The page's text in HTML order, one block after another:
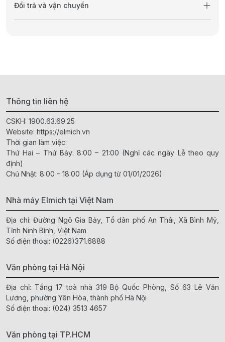
Đổi trả và vận chuyển
Thông tin liên hệ
CSKH: 1900.63.69.25
Website: https://elmich.vn
Thời gian làm việc:
Thứ Hai – Thứ Bảy: 8:00 – 21:00 (Nghỉ các ngày Lễ theo quy
định)
Chủ Nhật: 8:00 – 18:00 (Áp dụng từ 01/01/2026)
Nhà máy Elmich tại Việt Nam
Địa chỉ: Đường Ngô Gia Bảy, Tổ dân phố An Thái, Xã Bình Mỹ,
Tỉnh Ninh Bình, Việt Nam
Số điện thoại: (0226)371.6888
Văn phòng tại Hà Nội
Địa chỉ: Tầng 17 toà nhà 319 Bộ Quốc Phòng, Số 63 Lê Văn
Lương, phường Yên Hòa, thành phố Hà Nội
Số điện thoại: (024) 3513 4657
Văn phòng tại TP.HCM